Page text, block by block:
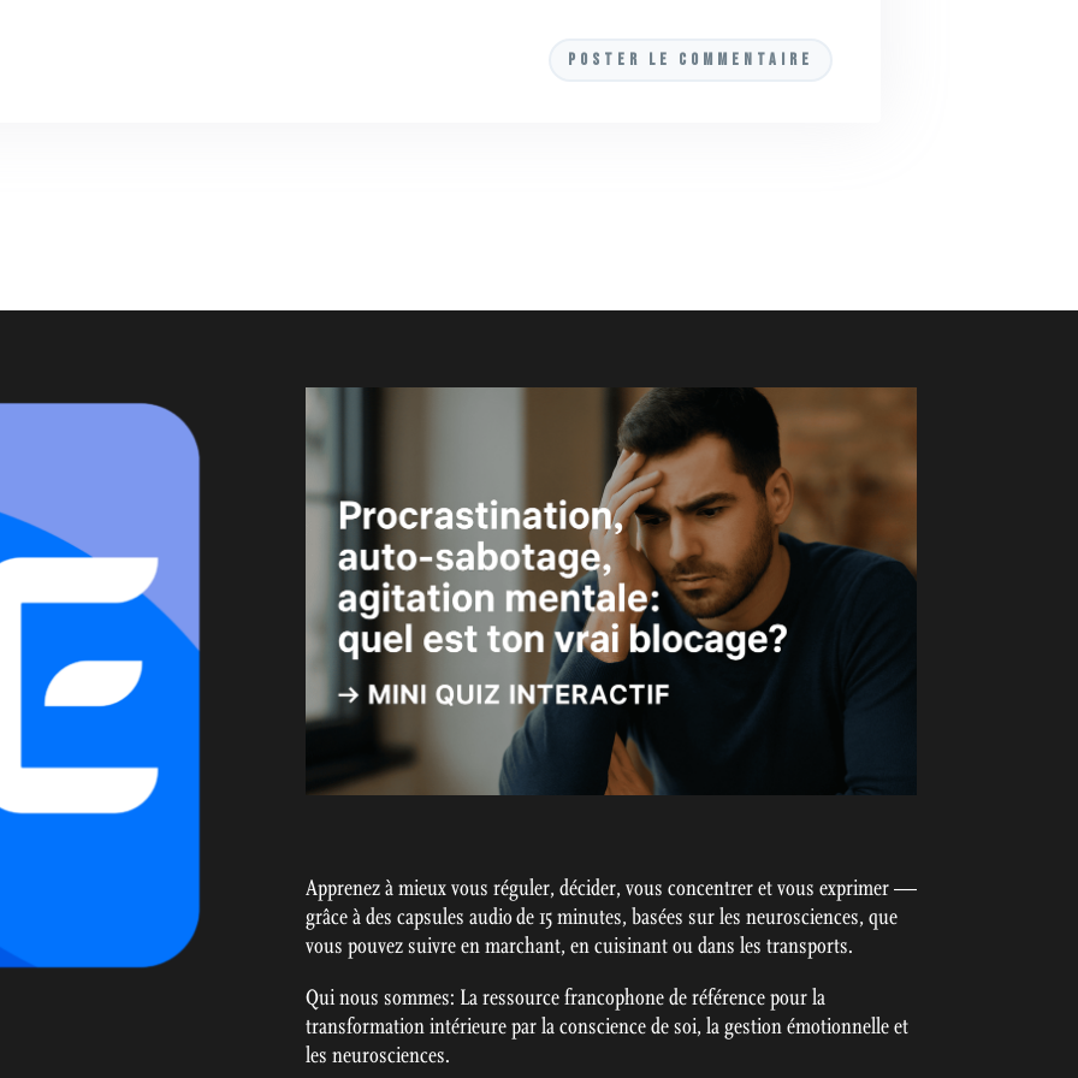
Apprenez à mieux vous réguler, décider, vous concentrer et vous exprimer —
grâce à des capsules audio de 15 minutes, basées sur les neurosciences, que
vous pouvez suivre en marchant, en cuisinant ou dans les transports.
Qui nous sommes: La ressource francophone de référence pour la
transformation intérieure par la conscience de soi, la gestion émotionnelle et
les neurosciences.